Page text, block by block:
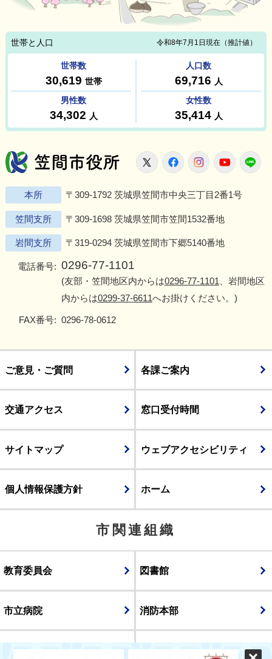
笠間市役所
X FacebookInstagram
本所 〒309-1792 茨城県笠間市中央三丁目2番1号
笠間支所 〒309-1698 茨城県笠間市笠間1532番地
岩間支所 〒319-0294 茨城県笠間市下郷5140番地
電話番号: 0296-77-1101
(友部・笠間地区内からは0296-77-1101 、岩間地区
内からは0299-37-6611へお掛けください。)
FAX番号: 0296-78-0612
ご意見・ご質問 各課ご案内
交通アクセス 窓口受付時間
サイトマップ ウェブアクセシビリティ
個人情報保護方針 ホーム
市関連組織
教育委員会 図書館
市立病院 消防本部
議会